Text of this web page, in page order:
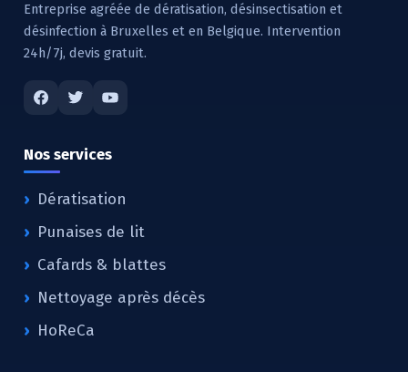
Entreprise agréée de dératisation, désinsectisation et
désinfection à Bruxelles et en Belgique. Intervention
24h/7j, devis gratuit.
Nos services
Dératisation
Punaises de lit
Cafards & blattes
Nettoyage après décès
HoReCa